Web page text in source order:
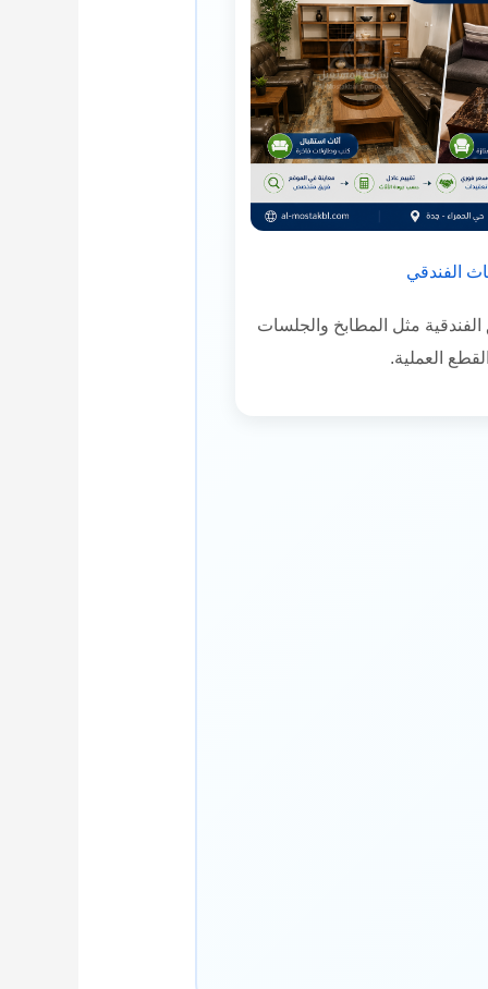
الفندقي
مثل المطابخ والجلسات
العملية.